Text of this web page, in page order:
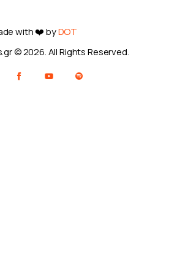
with ❤️ byDOT
© 2026. All Rights Reserved.